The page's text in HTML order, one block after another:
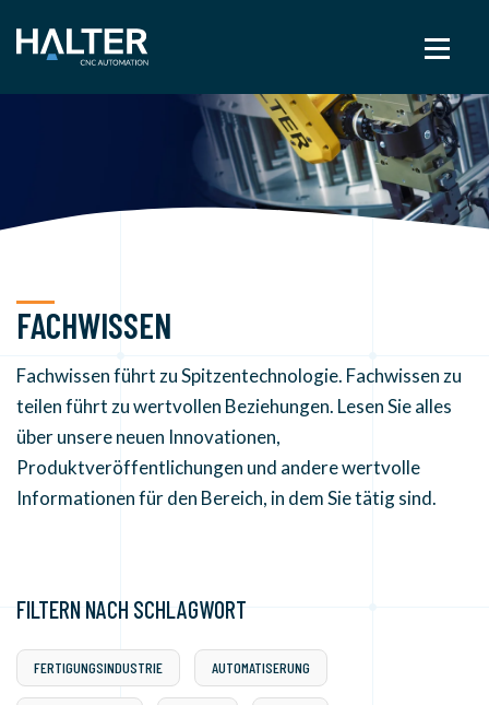
FACHWISSEN
Fachwissen führt zu Spitzentechnologie. Fachwissen zu
teilen führt zu wertvollen Beziehungen. Lesen Sie alles
über unsere neuen Innovationen,
Produktveröffentlichungen und andere wertvolle
Informationen für den Bereich, in dem Sie tätig sind.
FILTERN NACH SCHLAGWORT
FERTIGUNGSINDUSTRIE AUTOMATISERUNG